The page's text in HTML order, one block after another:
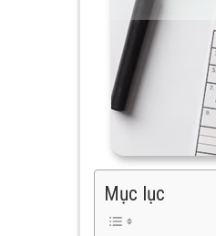
Mục lục